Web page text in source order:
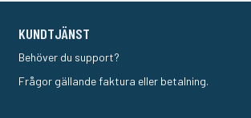
KUNDTJÄNST
Behöver du support?
Frågor gällande faktura eller betalning.